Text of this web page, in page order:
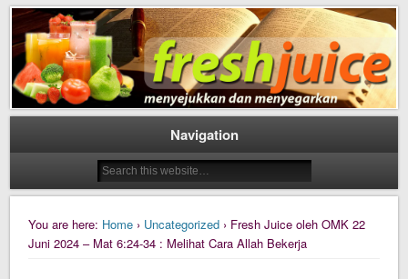
Daily Fresh Juice
Daily Fresh Juice Renungan Harian Katolik Menyejukkan dan Menyegarkan
Navigation
You are here: Home › Uncategorized › Fresh Juice oleh OMK 22
Juni 2024 – Mat 6:24-34 : Melihat Cara Allah Bekerja